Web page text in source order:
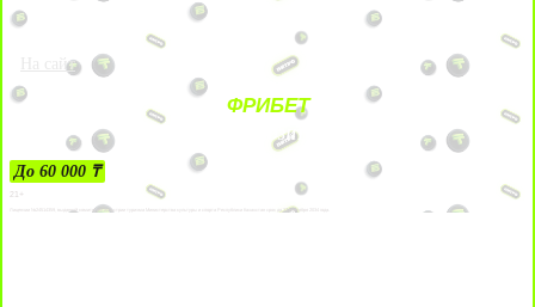
На сайт
ФРИБЕТ
ЗА ДЕПОЗИТЫ
До 60 000 ₸
21+
Лицензии №24514359, выданной комитетом индустрии туризма Министерства культуры и спорта Республики Казахстан срок до 27 сентября 2034 года.